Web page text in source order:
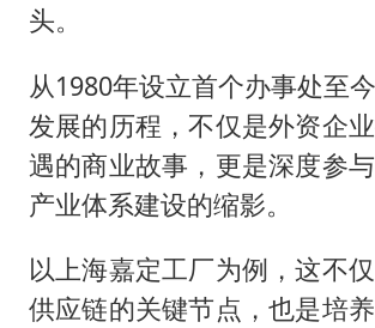
头。
从1980年设立首个办事处至
发展的历程，不仅是外资企
遇的商业故事，更是深度参
产业体系建设的缩影。
以上海嘉定工厂为例，这不
供应链的关键节点，也是培